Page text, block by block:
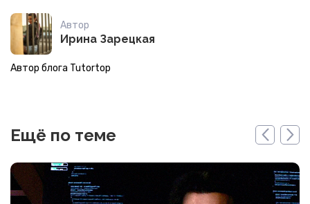
Автор
Ирина Зарецкая
Автор блога Tutortop
Ещё по теме